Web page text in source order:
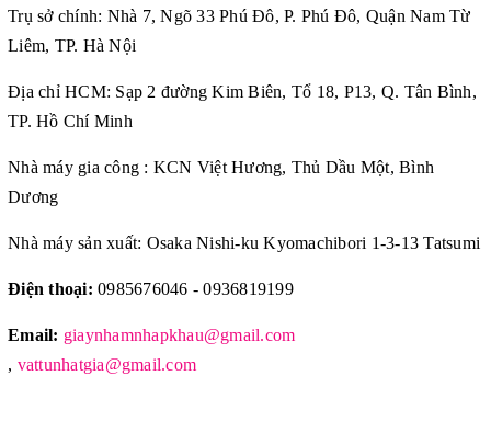
Trụ sở chính: Nhà 7, Ngõ 33 Phú Đô, P. Phú Đô, Quận Nam Từ
Liêm, TP. Hà Nội
Địa chỉ HCM: Sạp 2 đường Kim Biên, Tổ 18, P13, Q. Tân Bình,
TP. Hồ Chí Minh
Nhà máy gia công : KCN Việt Hương, Thủ Dầu Một, Bình
Dương
Nhà máy sản xuất: Osaka Nishi-ku Kyomachibori 1-3-13 Tatsumi
Điện thoại: 0985676046 - 0936819199
Email: giaynhamnhapkhau@gmail.com
, vattunhatgia@gmail.com